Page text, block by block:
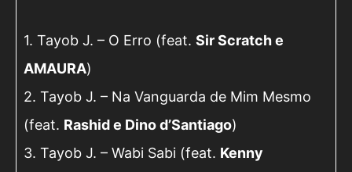
1. Tayob J. – O Erro (feat. Sir Scratch e
AMAURA)
2. Tayob J. – Na Vanguarda de Mim Mesmo
(feat. Rashid e Dino d’Santiago)
3. Tayob J. – Wabi Sabi (feat. Kenny